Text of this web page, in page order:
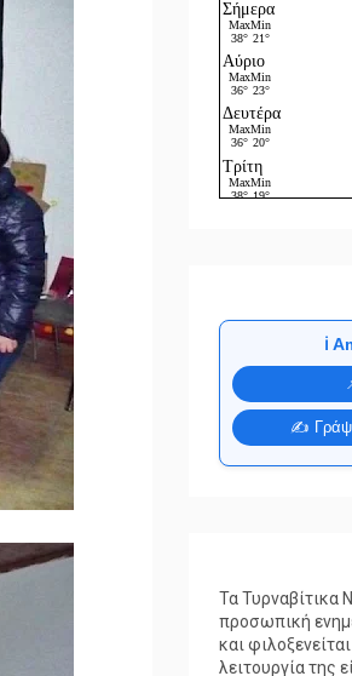
ℹ️
✍️ Γράψε
Τα Τυρναβίτικα
προσωπική
και
λειτουργία της